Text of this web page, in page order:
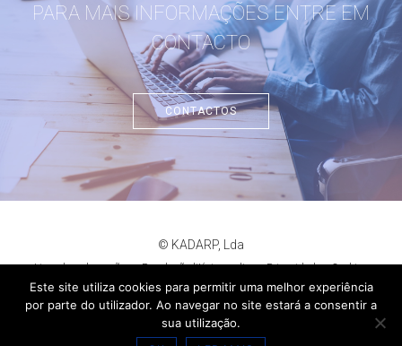
PARA MAIS INFORMAÇÕES ENTRE EM
CONTACTO
CONTACTOS
© KADARP, Lda
Livro de reclamações Resolução litígios online Privacidade
Cookies
criação de sites:criativo.net
Este site utiliza cookies para permitir uma melhor experiência
por parte do utilizador. Ao navegar no site estará a consentir a
sua utilização.